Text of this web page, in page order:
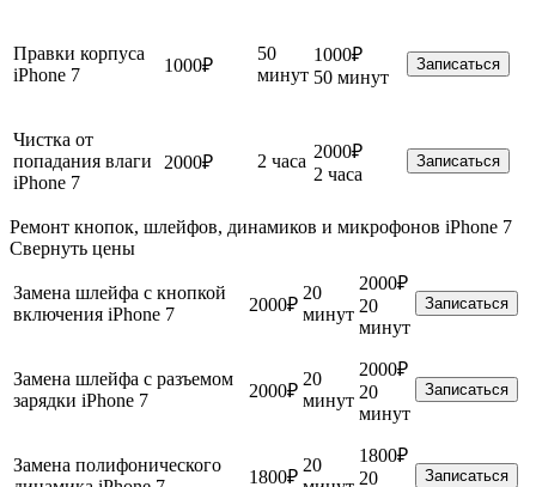
Правки корпуса
iPhone 7
1000₽
50
минут
1000₽
50 минут
Записаться
Чистка от
попадания влаги
iPhone 7
2000₽ 2 часа 2000₽
2 часа
Записаться
Ремонт кнопок, шлейфов, динамиков и микрофонов iPhone 7
Свернуть цены
Замена шлейфа с кнопкой
включения iPhone 7
2000₽
20
минут
2000₽
20
минут
Записаться
Замена шлейфа с разъемом
зарядки iPhone 7
2000₽
20
минут
2000₽
20
минут
Записаться
Замена полифонического
1800₽
20
1800₽
20
Записаться